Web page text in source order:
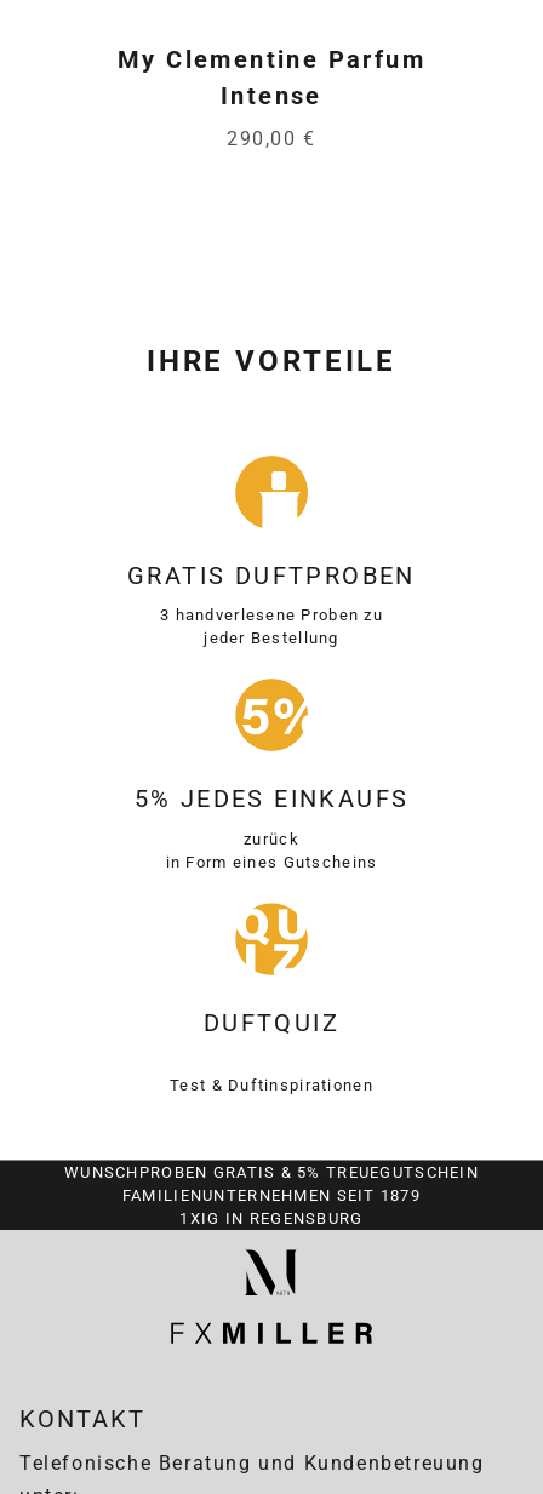
My Clementine Parfum
Intense
290,00 €
IHRE VORTEILE
GRATIS DUFTPROBEN
3 handverlesene Proben zu
jeder Bestellung
5% JEDES EINKAUFS
zurück
in Form eines Gutscheins
DUFTQUIZ
Test & Duftinspirationen
WUNSCHPROBEN GRATIS & 5% TREUEGUTSCHEIN
FAMILIENUNTERNEHMEN SEIT 1879
1XIG IN REGENSBURG
KONTAKT
Telefonische Beratung und Kundenbetreuung